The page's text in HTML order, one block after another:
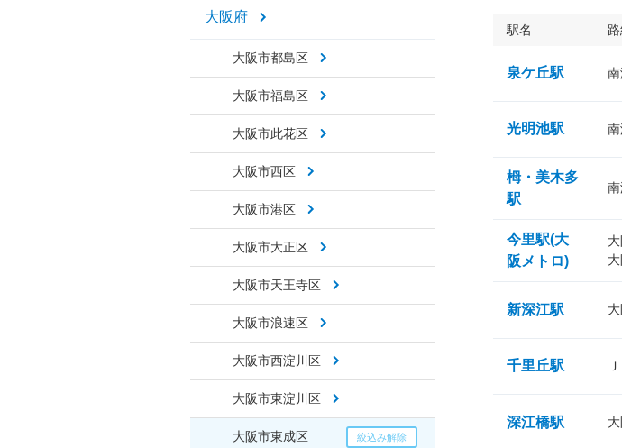
大阪府
大阪市都島区
大阪市福島区
大阪市此花区
大阪市西区
大阪市港区
大阪市大正区
大阪市天王寺区
大阪市浪速区
大阪市西淀川区
大阪市東淀川区
大阪市東成区
駅名
泉ケ丘駅
光明池駅
栂・美木多
駅
今里駅(大
阪メトロ)
新深江駅
千里丘駅
深江橋駅